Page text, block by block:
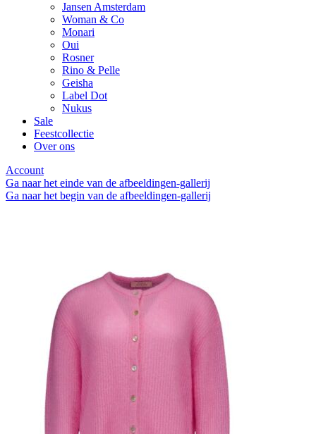
Jansen Amsterdam
Woman & Co
Monari
Oui
Rosner
Rino & Pelle
Geisha
Label Dot
Nukus
Sale
Feestcollectie
Over ons
Account
Ga naar het einde van de afbeeldingen-gallerij
Ga naar het begin van de afbeeldingen-gallerij